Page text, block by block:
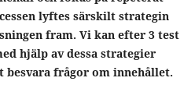
lyftes särskilt strategin
fram. Vi kan efter 3 test
hjälp av dessa strategier
frågor om innehållet.